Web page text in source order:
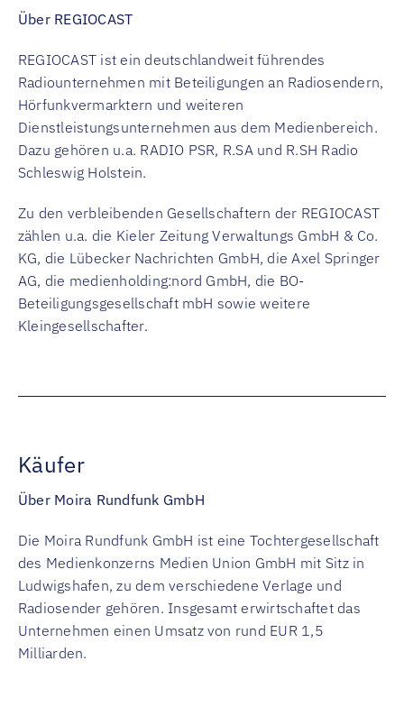
Über REGIOCAST
REGIOCAST ist ein deutschlandweit führendes
Radiounternehmen mit Beteiligungen an Radiosendern,
Hörfunkvermarktern und weiteren
Dienstleistungsunternehmen aus dem Medienbereich.
Dazu gehören u.a. RADIO PSR, R.SA und R.SH Radio
Schleswig Holstein.
Zu den verbleibenden Gesellschaftern der REGIOCAST
zählen u.a. die Kieler Zeitung Verwaltungs GmbH & Co.
KG, die Lübecker Nachrichten GmbH, die Axel Springer
AG, die medienholding:nord GmbH, die BO-
Beteiligungsgesellschaft mbH sowie weitere
Kleingesellschafter.
Käufer
Über Moira Rundfunk GmbH
Die Moira Rundfunk GmbH ist eine Tochtergesellschaft
des Medienkonzerns Medien Union GmbH mit Sitz in
Ludwigshafen, zu dem verschiedene Verlage und
Radiosender gehören. Insgesamt erwirtschaftet das
Unternehmen einen Umsatz von rund EUR 1,5
Milliarden.